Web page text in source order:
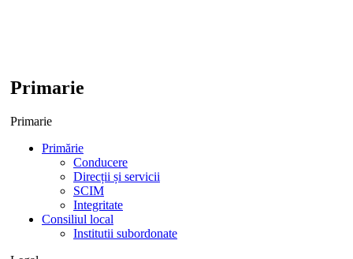
Primarie
Primarie
Primărie
Conducere
Direcții și servicii
SCIM
Integritate
Consiliul local
Institutii subordonate